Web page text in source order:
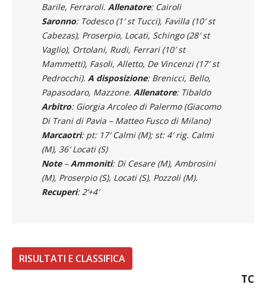
Barile, Ferraroli. Allenatore: Cairoli
Saronno: Todesco (1′ st Tucci), Favilla (10′ st
Cabezas), Proserpio, Locati, Schingo (28′ st
Vaglio), Ortolani, Rudi, Ferrari (10′ st
Mammetti), Fasoli, Alletto, De Vincenzi (17′ st
Pedrocchi). A disposizione: Brenicci, Bello,
Papasodaro, Mazzone. Allenatore: Tibaldo
Arbitro: Giorgia Arcoleo di Palermo (Giacomo
Di Trani di Pavia – Matteo Fusco di Milano)
Marcaotri: pt: 17′ Calmi (M); st: 4′ rig. Calmi
(M), 36′ Locati (S)
Note –Ammoniti: Di Cesare (M), Ambrosini
(M), Proserpio (S), Locati (S), Pozzoli (M).
Recuperi: 2’+4′
RISULTATI E CLASSIFICA
TC